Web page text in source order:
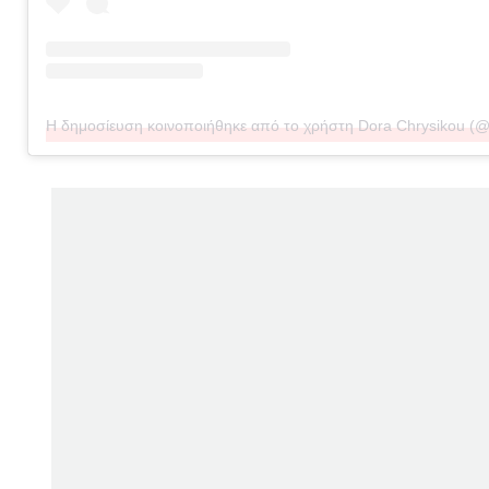
Η δημοσίευση κοινοποιήθηκε από το χρήστη Dora Chrysikou